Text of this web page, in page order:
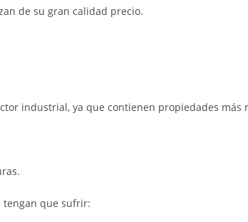
de su gran calidad precio.
industrial, ya que contienen propiedades más
tengan que sufrir: